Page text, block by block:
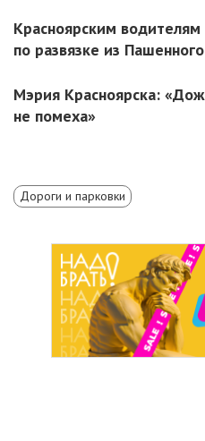
Красноярским водителям
по развязке из
Мэрия Красноярска:
не помеха»
Дороги и парковки